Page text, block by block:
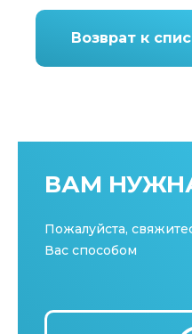
Возврат к
ВАМ
Пожалуйста,
Вас способом